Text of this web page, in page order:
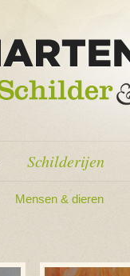
Schilderijen
Mensen & dieren